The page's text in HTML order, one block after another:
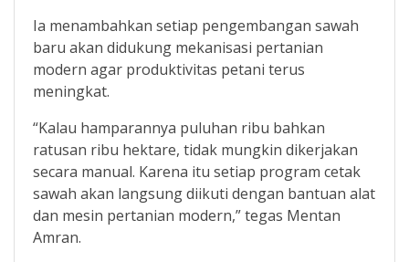
Ia menambahkan setiap pengembangan sawah
baru akan didukung mekanisasi pertanian
modern agar produktivitas petani terus
meningkat.
“Kalau hamparannya puluhan ribu bahkan
ratusan ribu hektare, tidak mungkin dikerjakan
secara manual. Karena itu setiap program cetak
sawah akan langsung diikuti dengan bantuan alat
dan mesin pertanian modern,” tegas Mentan
Amran.